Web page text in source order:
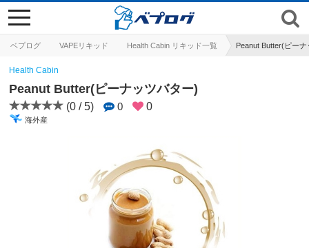
ベプログ VAPEリキッド Health Cabin リキッド一覧 Peanut Butter(ピー
toggle
navigation
Health Cabin
Peanut Butter(ピーナッツバター)
(0 / 5) 0 0
海外産